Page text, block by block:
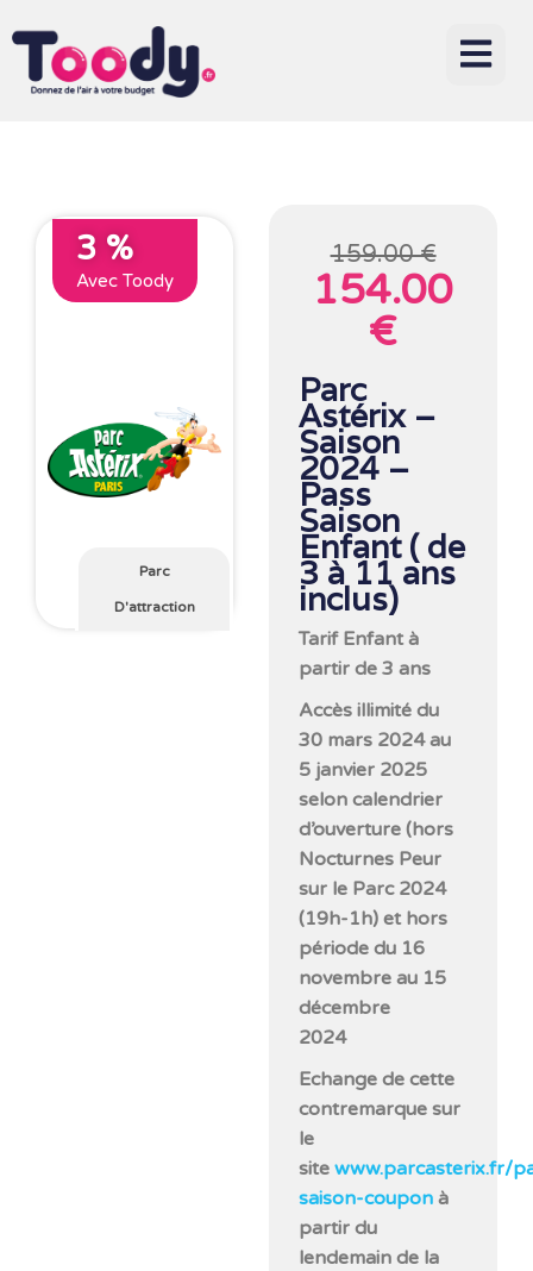
3 %
Avec Toody
Parc
D'attraction
159.00 €
154.00
€
Parc
Astérix –
Saison
2024 –
Pass
Saison
Enfant ( de
3 à 11 ans
inclus)
Tarif Enfant à
partir de 3 ans
Accès illimité du
30 mars 2024 au
5 janvier 2025
selon calendrier
d’ouverture (hors
Nocturnes Peur
sur le Parc 2024
(19h-1h) et hors
période du 16
novembre au 15
décembre
Echange de cette
contremarque sur
le
sitewww.parcasterix.fr/
saison-coupon à
partir du
lendemain de la